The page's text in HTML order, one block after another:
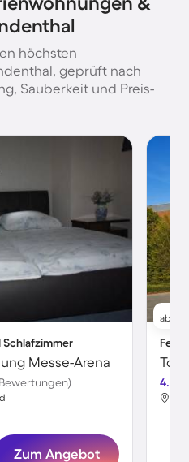
höchsten
geprüft nach
Sauberkeit und Preis-
Schlafzimmer
Messe-Arena
Zum Angebot
ab
4.8